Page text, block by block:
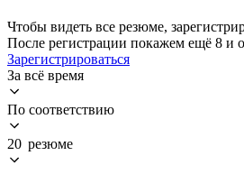
Чтобы видеть все резюме,
После регистрации покажем ещё 8 и
Зарегистрироваться
За всё время
По соответствию
20 резюме